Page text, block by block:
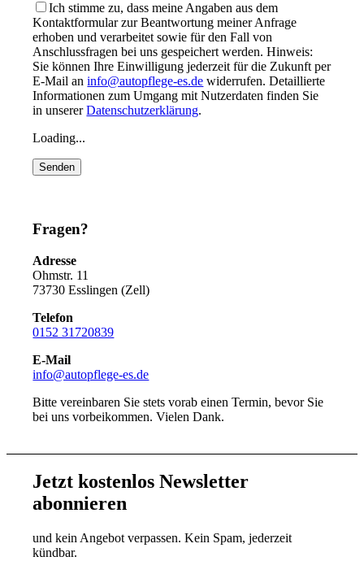
Ich stimme zu, dass meine Angaben aus dem
Kontaktformular zur Beantwortung meiner Anfrage
erhoben und verarbeitet sowie für den Fall von
Anschlussfragen bei uns gespeichert werden. Hinweis:
Sie können Ihre Einwilligung jederzeit für die Zukunft per
E-Mail aninfo@autopflege-es.de widerrufen. Detaillierte
Informationen zum Umgang mit Nutzerdaten finden Sie
in unsererDatenschutzerklärung.
Loading...
Fragen?
Adresse
Ohmstr. 11
73730 Esslingen (Zell)
Telefon
0152 31720839
E-Mail
info@autopflege-es.de
Bitte vereinbaren Sie stets vorab einen Termin, bevor Sie
bei uns vorbeikommen. Vielen Dank.
Jetzt kostenlos Newsletter
abonnieren
und kein Angebot verpassen. Kein Spam, jederzeit
kündbar.